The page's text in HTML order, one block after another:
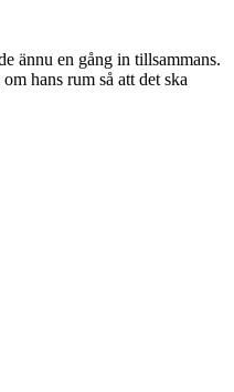
ännu en gång in tillsammans.
hans rum så att det ska